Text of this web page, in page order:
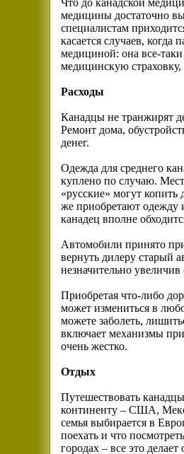
Что до канадской
медицины достаточно
специалистам
касается случаев,
медициной: она все-
медицинскую страховку,
Расходы
Канадцы не транжирят
Ремонт дома,
денег.
Одежда для среднего
куплено по случаю.
«русские» могут
же приобретают одежду
канадец вполне
Автомобили принято
вернуть дилеру старый
незначительно
Приобретая что-либо
может измениться в
можете заболеть,
включает механизмы
очень жестко.
Отдых
Путешествовать
континенту – США,
семья выбирается в
поехать и что
городах – все это